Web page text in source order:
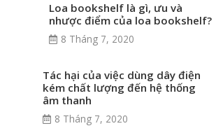
Loa bookshelf là gì, ưu và
nhược điểm của loa bookshelf?
8 Tháng 7, 2020
Tác hại của việc dùng dây điện
kém chất lượng đến hệ thống
âm thanh
8 Tháng 7, 2020